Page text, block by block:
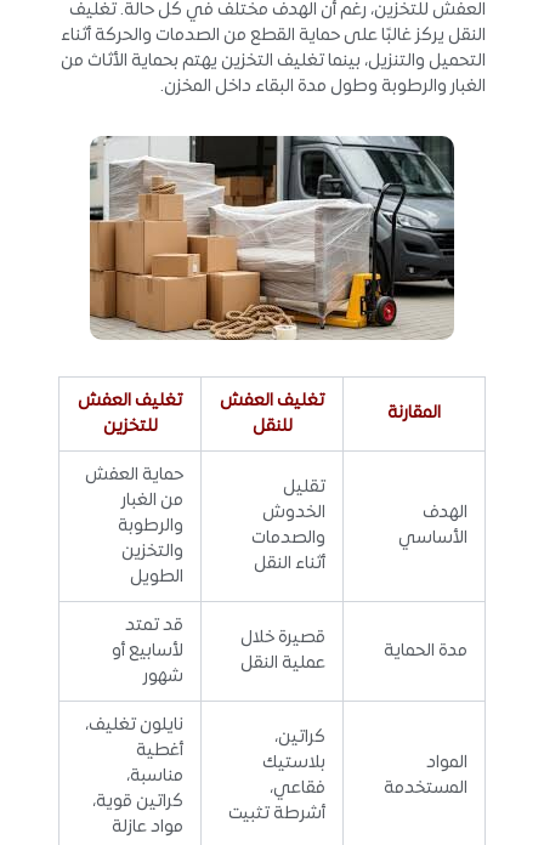
العفش للتخزين، رغم أن الهدف مختلف في كل حالة. تغليف
النقل يركز غالبًا على حماية القطع من الصدمات والحركة أثناء
التحميل والتنزيل، بينما تغليف التخزين يهتم بحماية الأثاث من
الغبار والرطوبة وطول مدة البقاء داخل المخزن.
المقارنة
تغليف العفش
للنقل
تغليف العفش
للتخزين
الهدف
الأساسي
تقليل
الخدوش
والصدمات
أثناء النقل
حماية العفش
من الغبار
والرطوبة
والتخزين
الطويل
مدة الحماية
قصيرة خلال
عملية النقل
قد تمتد
لأسابيع أو
شهور
المواد
المستخدمة
كراتين،
بلاستيك
فقاعي،
أشرطة تثبيت
نايلون تغليف،
أغطية
مناسبة،
كراتين قوية،
مواد عازلة